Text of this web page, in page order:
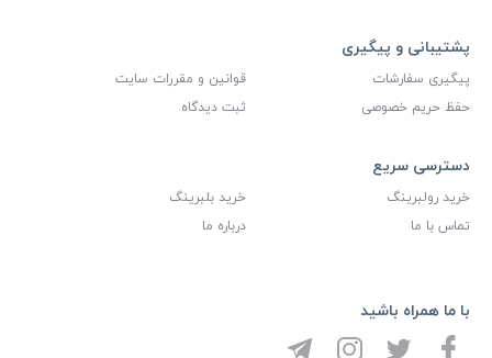
پشتیبانی و پیگیری
پیگیری سفارشات
قوانین و مقررات سایت
حفظ حریم خصوصی
ثبت دیدگاه
دسترسی سریع
خرید رولبرینگ
خرید بلبرینگ
تماس با ما
درباره ما
با ما همراه باشید